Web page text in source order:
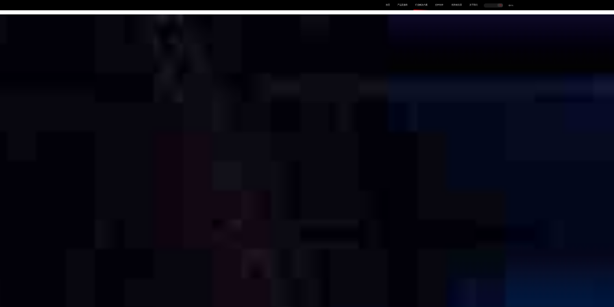
首页 产品及服务 行业解决方案 合作伙伴 投资者关系 关于我们 中EN